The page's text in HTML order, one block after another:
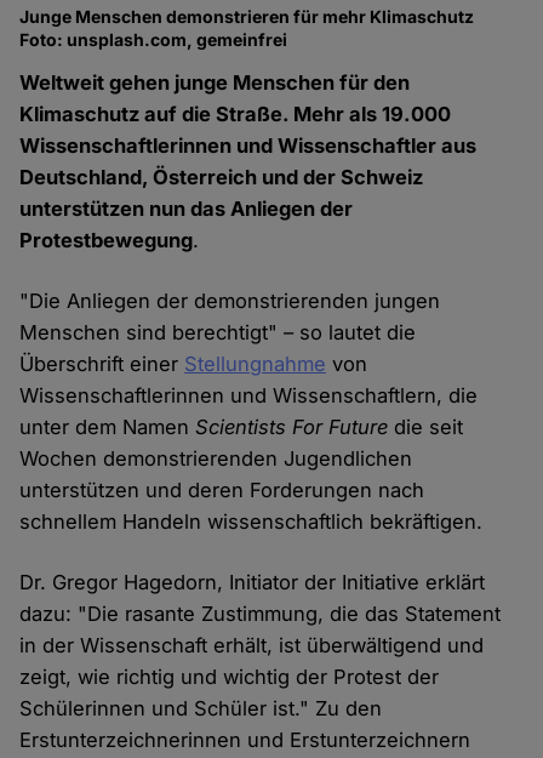
Junge Menschen demonstrieren für mehr Klimaschutz
Foto: unsplash.com, gemeinfrei
Weltweit gehen junge Menschen für den
Klimaschutz auf die Straße. Mehr als 19.000
Wissenschaftlerinnen und Wissenschaftler aus
Deutschland, Österreich und der Schweiz
unterstützen nun das Anliegen der
Protestbewegung.
"Die Anliegen der demonstrierenden jungen
Menschen sind berechtigt" – so lautet die
Überschrift einer Stellungnahme von
Wissenschaftlerinnen und Wissenschaftlern, die
unter dem NamenScientists For Future die seit
Wochen demonstrierenden Jugendlichen
unterstützen und deren Forderungen nach
schnellem Handeln wissenschaftlich bekräftigen.
Dr. Gregor Hagedorn, Initiator der Initiative erklärt
dazu: "Die rasante Zustimmung, die das Statement
in der Wissenschaft erhält, ist überwältigend und
zeigt, wie richtig und wichtig der Protest der
Schülerinnen und Schüler ist." Zu den
Erstunterzeichnerinnen und Erstunterzeichnern